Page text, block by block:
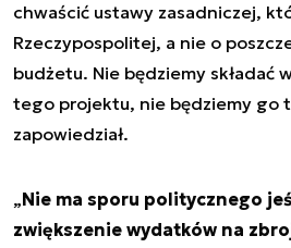
chwaścić ustawy zasadniczej,
Rzeczypospolitej, a nie o
budżetu. Nie będziemy składać
tego projektu, nie będziemy go
zapowiedział.
„Nie ma sporu politycznego
zwiększenie wydatków na